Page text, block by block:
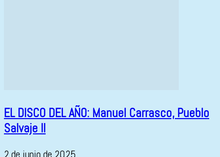
EL DISCO DEL AÑO: Manuel Carrasco, Pueblo
Salvaje II